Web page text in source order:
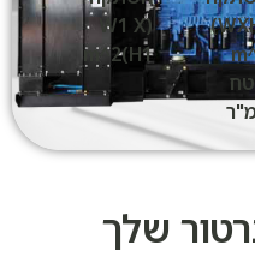
(WXH)
(W1 X
H1)m^2
שלך